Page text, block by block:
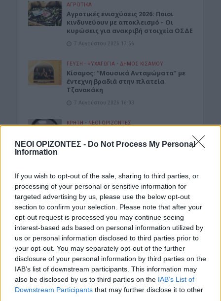
ΝΕΟΙ ΟΡΙΖΟΝΤΕΣ - Do Not Process My Personal
Information
If you wish to opt-out of the sale, sharing to third parties, or
processing of your personal or sensitive information for
targeted advertising by us, please use the below opt-out
section to confirm your selection. Please note that after your
opt-out request is processed you may continue seeing
interest-based ads based on personal information utilized by
us or personal information disclosed to third parties prior to
your opt-out. You may separately opt-out of the further
disclosure of your personal information by third parties on the
IAB’s list of downstream participants. This information may
also be disclosed by us to third parties on the IAB’s List of
Downstream Participants that may further disclose it to other
ΑΓΡΟΤΙΚΑ
Αγροτικές ενισχύσεις 2026: Ποιοι
κινδυνεύουν με αποκλεισμό – Οι
κυρώσεις για ανακριβή στοιχεία ΟΣΔΕ
7 Αυγούστου 2026 17:56
ΓΕΎΣΗ - ΨΥΧΑΓΩΓΊΑ • ΔΉΜΟΣ ΚΙΣΆΜΟΥ
Κίσαμος: “Μουσικά Ανταμώματα” με
έντεχνη βραδιά στην πλατεία
Τζανακάκη
7 Αυγούστου 2026 16:03
ΚΡΗΤΗ • ΝΕΟΙ ΟΡΙΖΟΝΤΕΣ
Ασφυκτικές συνθήκες από την αύξηση
του τουρισμού και την
ΝΟΜΌΣ ΧΑΝΊΩΝ
Χανιά: Θάνατος 64χρονου σε πισίνα
ξενοδοχείου – Μια σύλληψη
7 Αυγούστου 2026 14:54
ΓΕΎΣΗ - ΨΥΧΑΓΩΓΊΑ • ΚΡΗΤΗ
Ψαραντώνης: Ο λυράρης που
κουβαλά μέσα του την Κρήτη
7 Αυγούστου 2026 13:51
ΑΓΡΟΤΙΚΑ • ΝΕΟΙ ΟΡΙΖΟΝΤΕΣ